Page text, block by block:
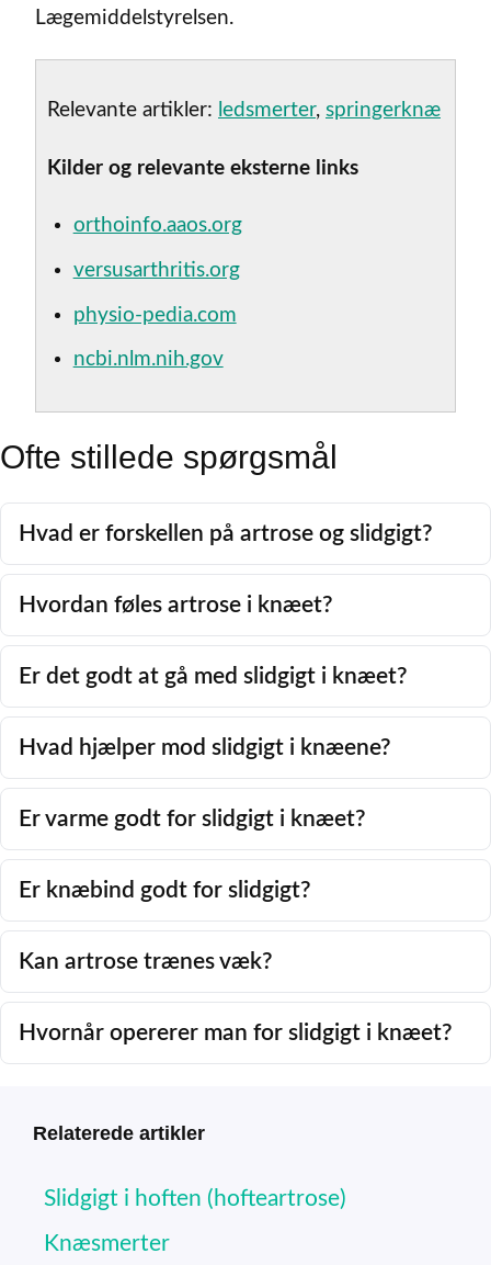
Lægemiddelstyrelsen.
Relevante artikler: ledsmerter, springerknæ
Kilder og relevante eksterne links
orthoinfo.aaos.org
versusarthritis.org
physio-pedia.com
ncbi.nlm.nih.gov
Ofte stillede spørgsmål
Hvad er forskellen på artrose og slidgigt?
Hvordan føles artrose i knæet?
Er det godt at gå med slidgigt i knæet?
Hvad hjælper mod slidgigt i knæene?
Er varme godt for slidgigt i knæet?
Er knæbind godt for slidgigt?
Kan artrose trænes væk?
Hvornår opererer man for slidgigt i knæet?
Relaterede artikler
Slidgigt i hoften (hofteartrose)
Knæsmerter